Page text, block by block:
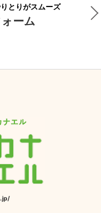
とりがスムーズ
ーム